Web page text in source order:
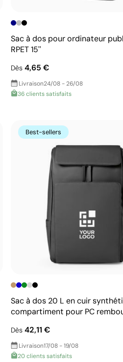
Sac à dos pour ordinateur
RPET 15''
Dès 4,65 €
Livraison24/08 - 26/08
36 clients satisfaits
Best-sellers
Sac à dos 20 L en cuir
compartiment pour PC
Dès 42,11 €
Livraison17/08 - 19/08
20 clients satisfaits